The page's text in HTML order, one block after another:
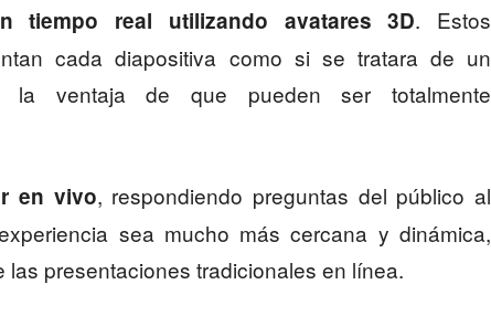
tiempo real utilizando avatares 3D. Estos
cada diapositiva como si se tratara de un
la ventaja de que pueden ser totalmente
en vivo, respondiendo preguntas del público al
sea mucho más cercana y dinámica,
presentaciones tradicionales en línea.